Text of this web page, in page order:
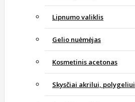
Lipnumo valiklis
Gelio nuėmėjas
Kosmetinis acetonas
Skysčiai akrilui, polygeliui